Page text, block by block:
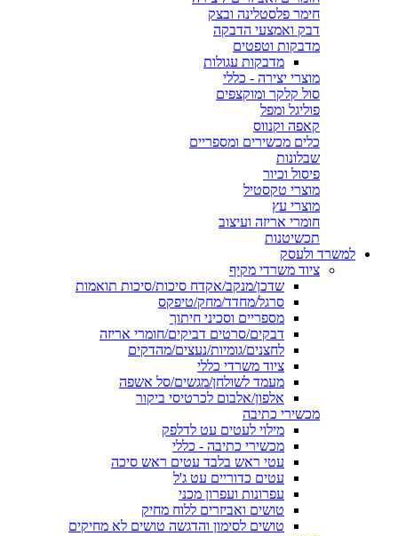
חימר פלסטלינה ובצק
דבק ואמצעי הדבקה
מדבקות וטפטים
מדבקות עגולות
מוצרי יצירה - כללי
סול קלקר ומוקצפים
פוליגל ומפל
קאפה וקנווס
כלים מכשירים ומספריים
שבלונות
פיסול וכיור
מוצרי טקסטיל
מוצרי עץ
חומרי אריזה ועיצוב
תכשיטנות
למשרד ולעסק
ציוד משרדי מקיף
שדכן/מנקב/אקדח סיכות/סיכות תואמות
סרגל/מחדד/מחק/טיפקס
מספריים וסכיני חיתוך
דבקים/סרטים דביקים/חומרי אריזה
לחצנים/גומיות/נעצים/מהדקים
ציוד משרדי כללי
מעמד לשולחן/מגשים/סל אשפה
אלפון/אלבום לכרטיסי ביקור
מכשירי כתיבה
מילוי לעטים עט לדלפק
מכשירי כתיבה - כללי
עטי ראש בלבד עטים ראש סיכה
עטים כדוריים עט ג'ל
עפרונות ועפרון מכני
טושים ואביזרים ללוח מחיק
טושים לסימון והדגשה טושים לא מחיקים